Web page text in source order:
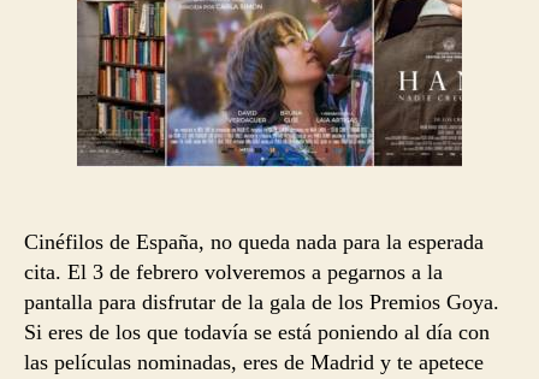
Cinéfilos de España, no queda nada para la esperada
cita. El 3 de febrero volveremos a pegarnos a la
pantalla para disfrutar de la gala de los Premios Goya.
Si eres de los que todavía se está poniendo al día con
las películas nominadas, eres de Madrid y te apetece